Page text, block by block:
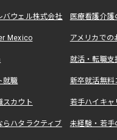
バウェル株式会社 医療看護介
Mexico アメリカで
就活・転職
就職 新卒就活無料
スカウト 若手ハイキ
ハタラクティブ 未経験・若手